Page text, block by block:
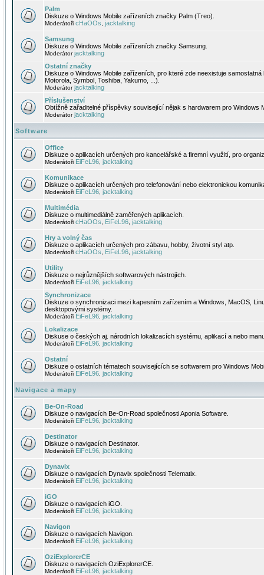
Palm
Diskuze o Windows Mobile zařízeních značky Palm (Treo).
Moderátoři cHaOOs jacktalking
Samsung
Diskuze o Windows Mobile zařízeních značky Samsung.
Moderátorjacktalking
Ostatní značky
Diskuze o Windows Mobile zařízeních, pro které zde neexistuje
Motorola, Symbol, Toshiba, Yakumo, ...).
Moderátorjacktalking
Příslušenství
Obtížně zařaditelné příspěvky související nějak s hardwarem pro Windows
Moderátorjacktalking
Software
Office
Diskuze o aplikacích určených pro kancelářské a firemní využití, pro
Moderátoři EiFeL96 jacktalking
Komunikace
Diskuze o aplikacích určených pro telefonování nebo elektronickou
Moderátoři EiFeL96 jacktalking
Multimédia
Diskuze o multimediálně zaměřených aplikacích.
Moderátoři cHaOOs EiFeL96 jacktalking
Hry a volný čas
Diskuze o aplikacích určených pro zábavu, hobby, životní styl atp.
Moderátoři cHaOOs EiFeL96 jacktalking
Utility
Diskuze o nejrůznějších softwarových nástrojích.
Moderátoři EiFeL96 jacktalking
Synchronizace
Diskuze o synchronizaci mezi kapesním zařízením a Windows, MacOS,
desktopovými systémy.
Moderátoři EiFeL96 jacktalking
Lokalizace
Diskuse o českých aj. národních lokalizacích systému, aplikací a nebo
Moderátoři EiFeL96 jacktalking
Ostatní
Diskuze o ostatních tématech souvisejících se softwarem pro Windows
Moderátoři EiFeL96 jacktalking
Navigace a mapy
Be-On-Road
Diskuze o navigacích Be-On-Road společnosti Aponia Software.
Moderátoři EiFeL96 jacktalking
Destinator
Diskuze o navigacích Destinator.
Moderátoři EiFeL96 jacktalking
Dynavix
Diskuze o navigacích Dynavix společnosti Telematix.
Moderátoři EiFeL96 jacktalking
iGO
Diskuze o navigacích iGO.
Moderátoři EiFeL96 jacktalking
Navigon
Diskuze o navigacích Navigon.
Moderátoři EiFeL96 jacktalking
OziExplorerCE
Diskuze o navigacích OziExplorerCE.
Moderátoři EiFeL96 jacktalking